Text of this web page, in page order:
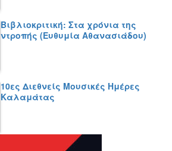
Βιβλιοκριτική: Στα χρόνια της
ντροπής (Ευθυμία Αθανασιάδου)
10ες Διεθνείς Μουσικές Ημέρες
Καλαμάτας